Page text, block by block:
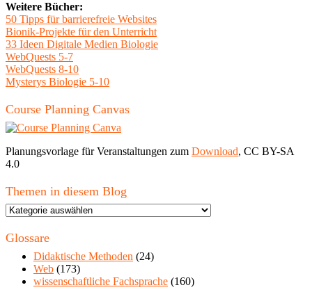
Weitere Bücher:
50 Tipps für barrierefreie Websites
Bionik-Projekte für den Unterricht
33 Ideen Digitale Medien Biologie
WebQuests 5-7
WebQuests 8-10
Mysterys Biologie 5-10
Course Planning Canvas
Planungsvorlage für Veranstaltungen zum Download, CC BY-SA
4.0
Themen in diesem Blog
Themen
diesem
Glossare
Didaktische Methoden (24)
Web (173)
wissenschaftliche Fachsprache (160)